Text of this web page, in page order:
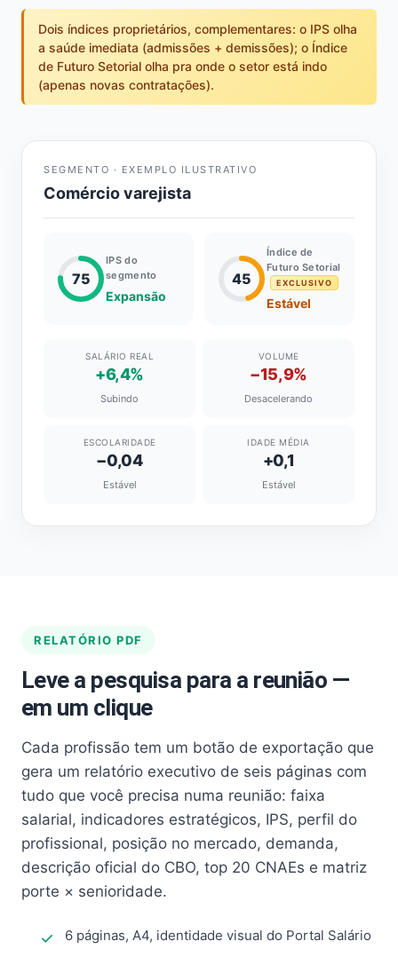
Dois índices proprietários, complementares: o IPS olha
a saúde imediata (admissões + demissões); o Índice
de Futuro Setorial olha pra onde o setor está indo
(apenas novas contratações).
SEGMENTO · EXEMPLO ILUSTRATIVO
Comércio varejista
75
IPS do
segmento
Expansão
45
Índice de
Futuro Setorial
EXCLUSIVO
Estável
SALÁRIO REAL
+6,4%
Subindo
VOLUME
−15,9%
Desacelerando
ESCOLARIDADE
−0,04
Estável
IDADE MÉDIA
+0,1
Estável
RELATÓRIO PDF
Leve a pesquisa para a reunião —
em um clique
Cada profissão tem um botão de exportação que
gera um relatório executivo de seis páginas com
tudo que você precisa numa reunião: faixa
salarial, indicadores estratégicos, IPS, perfil do
profissional, posição no mercado, demanda,
descrição oficial do CBO, top 20 CNAEs e matriz
porte × senioridade.
6 páginas, A4, identidade visual do Portal Salário